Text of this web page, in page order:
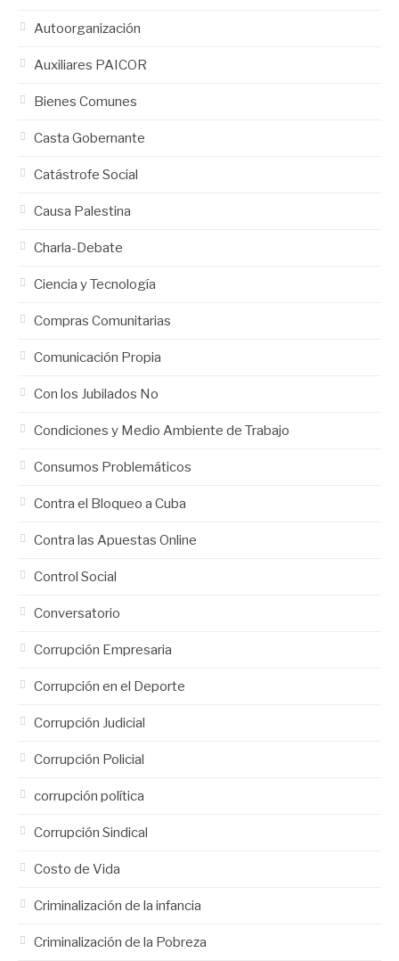
Autoorganización
Auxiliares PAICOR
Bienes Comunes
Casta Gobernante
Catástrofe Social
Causa Palestina
Charla-Debate
Ciencia y Tecnología
Compras Comunitarias
Comunicación Propia
Con los Jubilados No
Condiciones y Medio Ambiente de Trabajo
Consumos Problemáticos
Contra el Bloqueo a Cuba
Contra las Apuestas Online
Control Social
Conversatorio
Corrupción Empresaria
Corrupción en el Deporte
Corrupción Judicial
Corrupción Policial
corrupción política
Corrupción Sindical
Costo de Vida
Criminalización de la infancia
Criminalización de la Pobreza